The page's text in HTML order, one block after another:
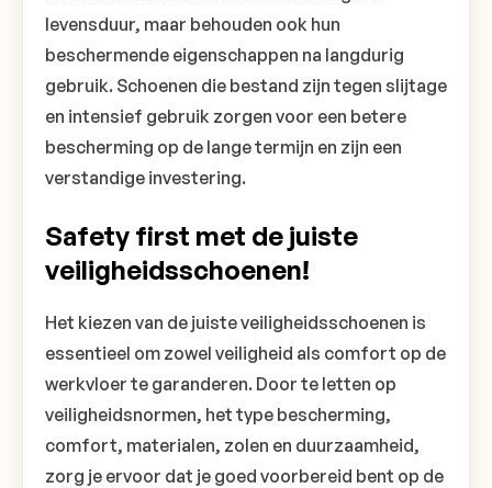
levensduur, maar behouden ook hun
beschermende eigenschappen na langdurig
gebruik. Schoenen die bestand zijn tegen slijtage
en intensief gebruik zorgen voor een betere
bescherming op de lange termijn en zijn een
verstandige investering.
Safety first met de juiste
veiligheidsschoenen!
Het kiezen van de juiste veiligheidsschoenen is
essentieel om zowel veiligheid als comfort op de
werkvloer te garanderen. Door te letten op
veiligheidsnormen, het type bescherming,
comfort, materialen, zolen en duurzaamheid,
zorg je ervoor dat je goed voorbereid bent op de